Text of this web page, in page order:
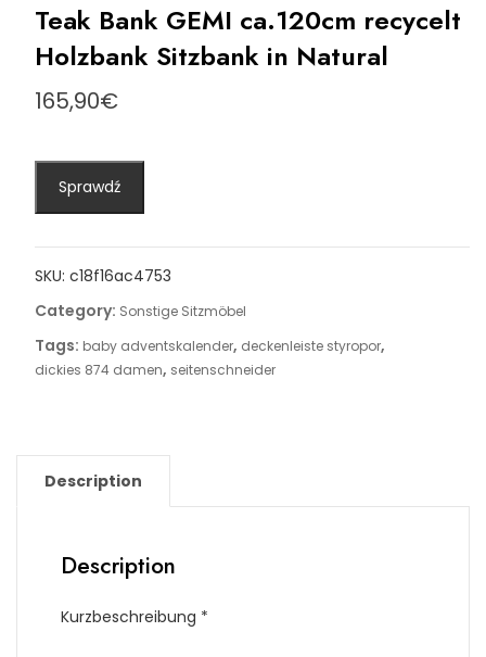
Teak Bank GEMI ca.120cm recycelt
Holzbank Sitzbank in Natural
165,90€
Sprawdź
SKU: c18f16ac4753
Category: Sonstige Sitzmöbel
Tags: baby adventskalender, deckenleiste styropor,
dickies 874 damen, seitenschneider
Description
Description
Kurzbeschreibung *